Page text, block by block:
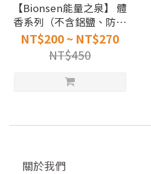
【Bionsen能量之泉】 體
香系列（不含鋁鹽、防腐
劑）
NT$200 ~ NT$270
NT$450
關於我們